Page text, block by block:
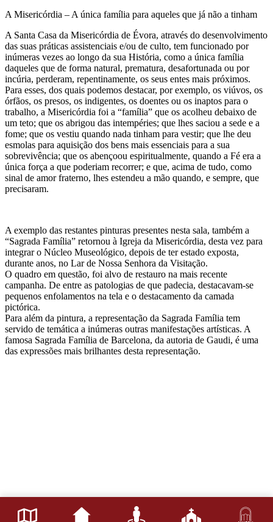
A Misericórdia – A única família para aqueles que já não a tinham
A Santa Casa da Misericórdia de Évora, através do desenvolvimento
das suas práticas assistenciais e/ou de culto, tem funcionado por
inúmeras vezes ao longo da sua História, como a única família
daqueles que de forma natural, prematura, desafortunada ou por
incúria, perderam, repentinamente, os seus entes mais próximos.
Para esses, dos quais podemos destacar, por exemplo, os viúvos, os
órfãos, os presos, os indigentes, os doentes ou os inaptos para o
trabalho, a Misericórdia foi a “família” que os acolheu debaixo de
um teto; que os abrigou das intempéries; que lhes saciou a sede e a
fome; que os vestiu quando nada tinham para vestir; que lhe deu
esmolas para aquisição dos bens mais essenciais para a sua
sobrevivência; que os abençoou espiritualmente, quando a Fé era a
única força a que poderiam recorrer; e que, acima de tudo, como
sinal de amor fraterno, lhes estendeu a mão quando, e sempre, que
precisaram.
A exemplo das restantes pinturas presentes nesta sala, também a
“Sagrada Família” retornou à Igreja da Misericórdia, desta vez para
integrar o Núcleo Museológico, depois de ter estado exposta,
durante anos, no Lar de Nossa Senhora da Visitação.
O quadro em questão, foi alvo de restauro na mais recente
campanha. De entre as patologias de que padecia, destacavam-se
pequenos enfolamentos na tela e o destacamento da camada
pictórica.
Para além da pintura, a representação da Sagrada Família tem
servido de temática a inúmeras outras manifestações artísticas. A
famosa Sagrada Família de Barcelona, da autoria de Gaudi, é uma
das expressões mais brilhantes desta representação.